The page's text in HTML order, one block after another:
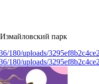
Измайловский парк
180/uploads/
180/uploads/